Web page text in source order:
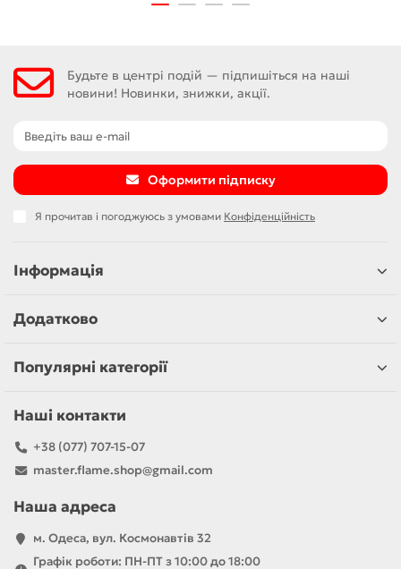
Будьте в центрі подій — підпишіться на наші
новини! Новинки, знижки, акції.
Оформити підписку
Я прочитав і погоджуюсь з умовами Конфіденційність
Інформація
Додатково
Популярні категорії
Наші контакти
+38 (077) 707-15-07
master.flame.shop@gmail.com
Наша адреса
м. Одеса, вул. Космонавтів 32
Графік роботи: ПН-ПТ з 10:00 до 18:00